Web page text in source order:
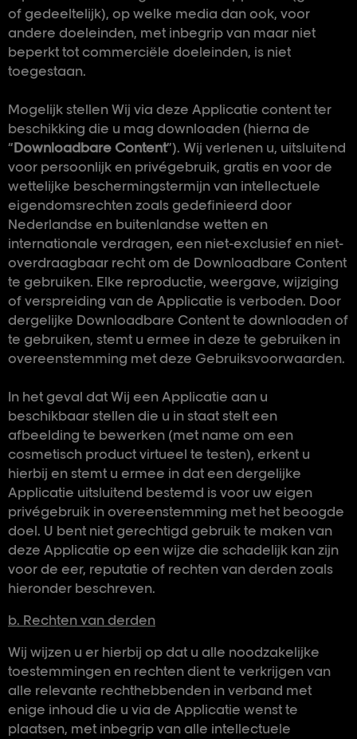
of gedeeltelijk), op welke media dan ook, voor
andere doeleinden, met inbegrip van maar niet
beperkt tot commerciële doeleinden, is niet
toegestaan.
Mogelijk stellen Wij via deze Applicatie content ter
beschikking die u mag downloaden (hierna de
“Downloadbare Content”). Wij verlenen u, uitsluitend
voor persoonlijk en privégebruik, gratis en voor de
wettelijke beschermingstermijn van intellectuele
eigendomsrechten zoals gedefinieerd door
Nederlandse en buitenlandse wetten en
internationale verdragen, een niet-exclusief en niet-
overdraagbaar recht om de Downloadbare Content
te gebruiken. Elke reproductie, weergave, wijziging
of verspreiding van de Applicatie is verboden. Door
dergelijke Downloadbare Content te downloaden of
te gebruiken, stemt u ermee in deze te gebruiken in
overeenstemming met deze Gebruiksvoorwaarden.
In het geval dat Wij een Applicatie aan u
beschikbaar stellen die u in staat stelt een
afbeelding te bewerken (met name om een
cosmetisch product virtueel te testen), erkent u
hierbij en stemt u ermee in dat een dergelijke
Applicatie uitsluitend bestemd is voor uw eigen
privégebruik in overeenstemming met het beoogde
doel. U bent niet gerechtigd gebruik te maken van
deze Applicatie op een wijze die schadelijk kan zijn
voor de eer, reputatie of rechten van derden zoals
hieronder beschreven.
b. Rechten van derden
Wij wijzen u er hierbij op dat u alle noodzakelijke
toestemmingen en rechten dient te verkrijgen van
alle relevante rechthebbenden in verband met
enige inhoud die u via de Applicatie wenst te
plaatsen, met inbegrip van alle intellectuele